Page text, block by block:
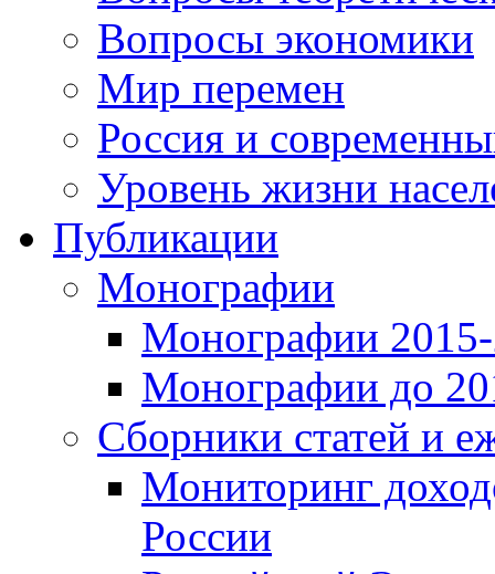
Вопросы экономики
Мир перемен
Россия и
Уровень жизни
Публикации
Монографии
Монографии 2015-
Монографии до
Сборники статей и
Мониторинг
России